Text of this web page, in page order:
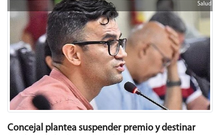
Salud
Concejal plantea suspender premio y destinar